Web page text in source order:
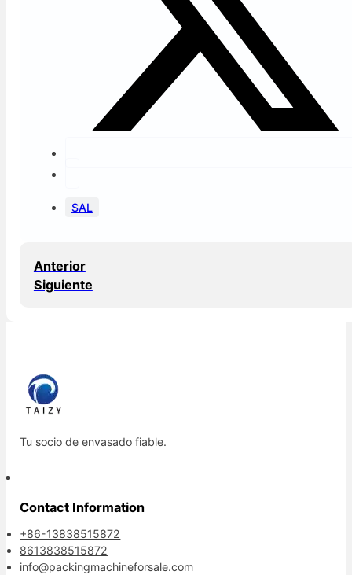
SAL
Anterior
Siguiente
Tu socio de envasado fiable.
Contact Information
+86-13838515872
8613838515872
info@packingmachineforsale.com